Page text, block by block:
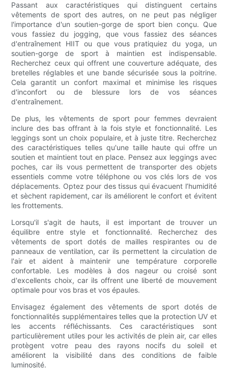
Passant aux caractéristiques qui distinguent certains
vêtements de sport des autres, on ne peut pas négliger
l'importance d'un soutien-gorge de sport bien conçu. Que
vous fassiez du jogging, que vous fassiez des séances
d'entraînement HIIT ou que vous pratiquiez du yoga, un
soutien-gorge de sport à maintien est indispensable.
Recherchez ceux qui offrent une couverture adéquate, des
bretelles réglables et une bande sécurisée sous la poitrine.
Cela garantit un confort maximal et minimise les risques
d'inconfort ou de blessure lors de vos séances
d'entraînement.
De plus, les vêtements de sport pour femmes devraient
inclure des bas offrant à la fois style et fonctionnalité. Les
leggings sont un choix populaire, et à juste titre. Recherchez
des caractéristiques telles qu'une taille haute qui offre un
soutien et maintient tout en place. Pensez aux leggings avec
poches, car ils vous permettent de transporter des objets
essentiels comme votre téléphone ou vos clés lors de vos
déplacements. Optez pour des tissus qui évacuent l’humidité
et sèchent rapidement, car ils améliorent le confort et évitent
les frottements.
Lorsqu'il s'agit de hauts, il est important de trouver un
équilibre entre style et fonctionnalité. Recherchez des
vêtements de sport dotés de mailles respirantes ou de
panneaux de ventilation, car ils permettent la circulation de
l'air et aident à maintenir une température corporelle
confortable. Les modèles à dos nageur ou croisé sont
d'excellents choix, car ils offrent une liberté de mouvement
optimale pour vos bras et vos épaules.
Envisagez également des vêtements de sport dotés de
fonctionnalités supplémentaires telles que la protection UV et
les accents réfléchissants. Ces caractéristiques sont
particulièrement utiles pour les activités de plein air, car elles
protègent votre peau des rayons nocifs du soleil et
améliorent la visibilité dans des conditions de faible
luminosité.